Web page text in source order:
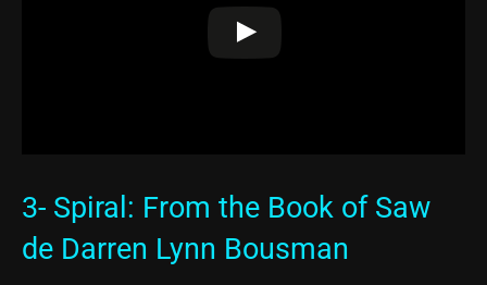
3- Spiral: From the Book of Saw
de Darren Lynn Bousman